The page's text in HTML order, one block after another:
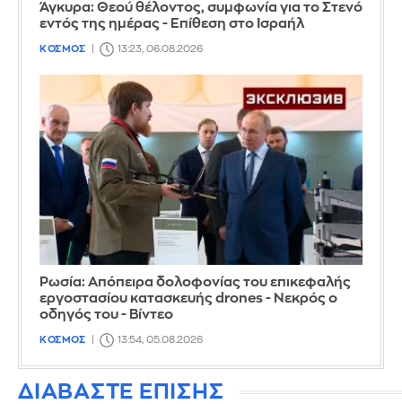
Άγκυρα: Θεού θέλοντος, συμφωνία για το Στενό
εντός της ημέρας - Επίθεση στο Ισραήλ
ΚΟΣΜΟΣ 13:23, 06.08.2026
Ρωσία: Απόπειρα δολοφονίας του επικεφαλής
εργοστασίου κατασκευής drones - Νεκρός ο
οδηγός του - Βίντεο
ΚΟΣΜΟΣ 13:54, 05.08.2026
ΔΙΑΒΑΣΤΕ ΕΠΙΣΗΣ